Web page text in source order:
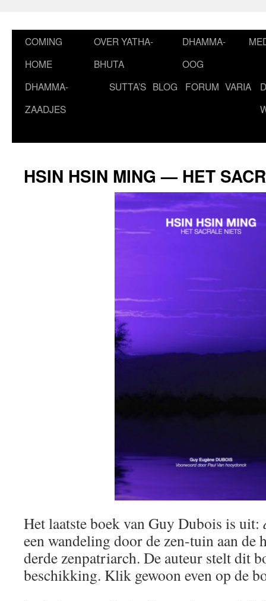
COMING
HOME
OVER YATHA-
BHUTA
DHAMMA-
OOG
DHAMMA-
ZAADJES
SUTTA’S BLOG FORUM VARIA
HSIN HSIN MING — HET
Het laatste boek van Guy Dubois is uit:
een wandeling door de zen-tuin aan de
derde zenpatriarch. De auteur stelt dit
beschikking. Klik gewoon even op de